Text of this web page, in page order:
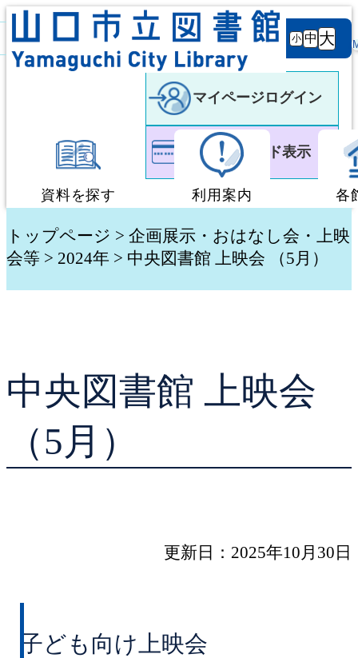
背景
白 黒
文字サ
イズ
小 中 大
マイページログイン
利用者カード表示
資料を探す
蔵書検索・予約
貸出ランキング
予約ランキング
利用案内
図書館利用案内
学校図書館支援サー
各
トップページ > 企画展示・おはなし会・上映
会等 > 2024年 > 中央図書館 上映会 （5月）
中央図書館 上映会
（5月）
更新日：2025年10月30日
子ども向け上映会